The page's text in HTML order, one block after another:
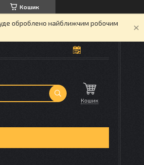
Кошик
оброблено найближчим робочим
Кошик